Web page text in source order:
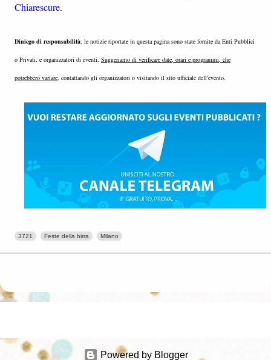
Chiarescure.
Diniego di responsabilità: le notizie riportate in questa pagina sono state fornite da Enti Pubblici
o Privati, e organizzatori di eventi. Suggeriamo di verificare date, orari e programmi, che
potrebbero variare, contattando gli organizzatori o visitando il sito ufficiale dell'evento.
3721 Feste della birra Milano
Powered by Blogger